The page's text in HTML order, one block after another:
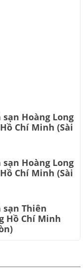
sạn Hoàng Long
Chí Minh (Sài
sạn Hoàng Long
Chí Minh (Sài
sạn Thiên
Hồ Chí Minh